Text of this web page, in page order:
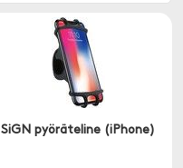
SiGN pyöräteline (iPhone)